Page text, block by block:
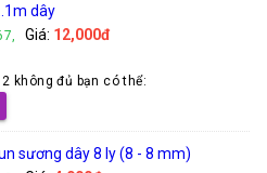
dây
Giá: 12,000đ
không đủ bạn có thể:
sương dây 8 ly (8 - 8 mm)